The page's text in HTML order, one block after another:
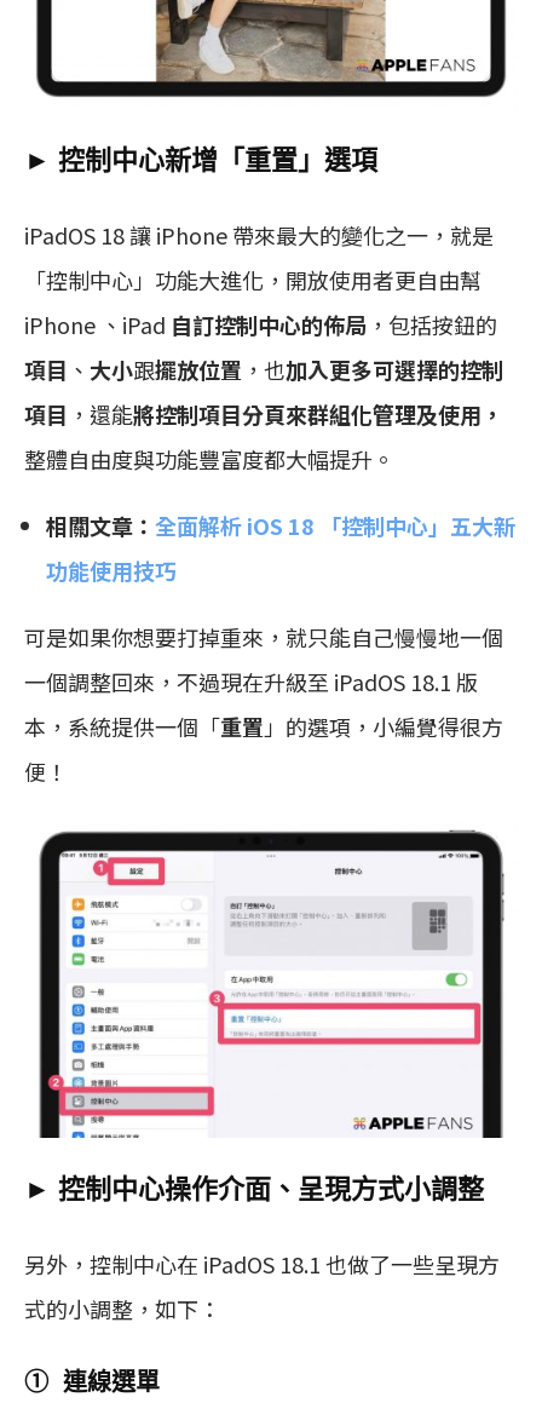
► 控制中心新增「重置」選項
iPadOS 18 讓 iPhone 帶來最大的變化之一，就是
「控制中心」功能大進化，開放使用者更自由幫
iPhone 、iPad 自訂控制中心的佈局 ，包括按鈕的
項目 、 大小跟擺放位置 ，也加入更多可選擇的控制
項目 ，還能將控制項目分頁來群組化管理及使用，
整體自由度與功能豐富度都大幅提升。
相關文章： 全面解析 iOS 18 「控制中心」五大新
功能使用技巧
可是如果你想要打掉重來，就只能自己慢慢地一個
一個調整回來，不過現在升級至 iPadOS 18.1 版
本，系統提供一個「重置 」的選項，小編覺得很方
便！
► 控制中心操作介面、呈現方式小調整
另外，控制中心在 iPadOS 18.1 也做了一些呈現方
式的小調整，如下：
① 連線選單